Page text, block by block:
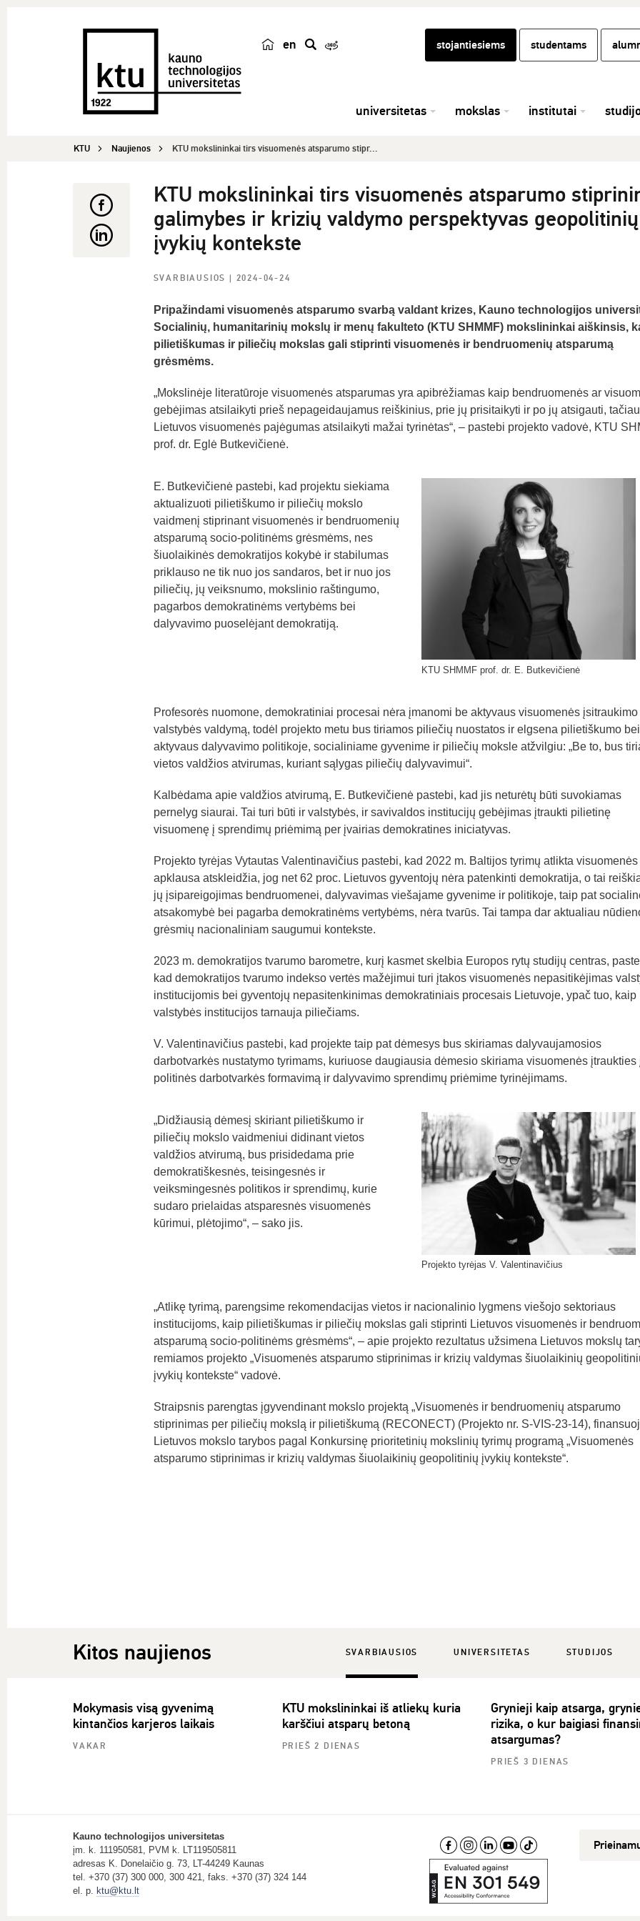
en
k
stojantiesiems studentams
universitetas mokslas institutai
KTU Naujienos KTU mokslininkai tirs visuomenės atsparumo stipr...
KTU mokslininkai tirs visuomenės atsparumo
galimybes ir krizių valdymo perspektyvas geopolitinių
įvykių kontekste
SVARBIAUSIOS | 2024-04-24
Pripažindami visuomenės atsparumo svarbą valdant krizes, Kauno technologijos
Socialinių, humanitarinių mokslų ir menų fakulteto (KTU SHMMF) mokslininkai aiškinsis,
pilietiškumas ir piliečių mokslas gali stiprinti visuomenės ir bendruomenių atsparumą
grėsmėms.
„Mokslinėje literatūroje visuomenės atsparumas yra apibrėžiamas kaip bendruomenės ar
gebėjimas atsilaikyti prieš nepageidaujamus reiškinius, prie jų prisitaikyti ir po jų atsigauti, tačiau
Lietuvos visuomenės pajėgumas atsilaikyti mažai tyrinėtas“, – pastebi projekto vadovė, KTU
prof. dr. Eglė Butkevičienė.
E. Butkevičienė pastebi, kad projektu siekiama
aktualizuoti pilietiškumo ir piliečių mokslo
vaidmenį stiprinant visuomenės ir bendruomenių
atsparumą socio-politinėms grėsmėms, nes
šiuolaikinės demokratijos kokybė ir stabilumas
priklauso ne tik nuo jos sandaros, bet ir nuo jos
piliečių, jų veiksnumo, mokslinio raštingumo,
pagarbos demokratinėms vertybėms bei
dalyvavimo puoselėjant demokratiją.
KTU SHMMF prof. dr. E. Butkevičienė
Profesorės nuomone, demokratiniai procesai nėra įmanomi be aktyvaus visuomenės įsitraukimo
valstybės valdymą, todėl projekto metu bus tiriamos piliečių nuostatos ir elgsena pilietiškumo bei
aktyvaus dalyvavimo politikoje, socialiniame gyvenime ir piliečių moksle atžvilgiu: „Be to, bus
vietos valdžios atvirumas, kuriant sąlygas piliečių dalyvavimui“.
Kalbėdama apie valdžios atvirumą, E. Butkevičienė pastebi, kad jis neturėtų būti suvokiamas
pernelyg siaurai. Tai turi būti ir valstybės, ir savivaldos institucijų gebėjimas įtraukti pilietinę
visuomenę į sprendimų priėmimą per įvairias demokratines iniciatyvas.
Projekto tyrėjas Vytautas Valentinavičius pastebi, kad 2022 m. Baltijos tyrimų atlikta visuomenės
apklausa atskleidžia, jog net 62 proc. Lietuvos gyventojų nėra patenkinti demokratija, o tai
jų įsipareigojimas bendruomenei, dalyvavimas viešajame gyvenime ir politikoje, taip pat
atsakomybė bei pagarba demokratinėms vertybėms, nėra tvarūs. Tai tampa dar aktualiau
grėsmių nacionaliniam saugumui kontekste.
2023 m. demokratijos tvarumo barometre, kurį kasmet skelbia Europos rytų studijų centras,
kad demokratijos tvarumo indekso vertės mažėjimui turi įtakos visuomenės nepasitikėjimas
institucijomis bei gyventojų nepasitenkinimas demokratiniais procesais Lietuvoje, ypač tuo, kaip
valstybės institucijos tarnauja piliečiams.
V. Valentinavičius pastebi, kad projekte taip pat dėmesys bus skiriamas dalyvaujamosios
darbotvarkės nustatymo tyrimams, kuriuose daugiausia dėmesio skiriama visuomenės įtraukties
politinės darbotvarkės formavimą ir dalyvavimo sprendimų priėmime tyrinėjimams.
„Didžiausią dėmesį skiriant pilietiškumo ir
piliečių mokslo vaidmeniui didinant vietos
valdžios atvirumą, bus prisidedama prie
demokratiškesnės, teisingesnės ir
veiksmingesnės politikos ir sprendimų, kurie
sudaro prielaidas atsparesnės visuomenės
kūrimui, plėtojimo“, – sako jis.
Projekto tyrėjas V. Valentinavičius
„Atlikę tyrimą, parengsime rekomendacijas vietos ir nacionalinio lygmens viešojo sektoriaus
institucijoms, kaip pilietiškumas ir piliečių mokslas gali stiprinti Lietuvos visuomenės ir
atsparumą socio-politinėms grėsmėms“, – apie projekto rezultatus užsimena Lietuvos mokslų
remiamos projekto „Visuomenės atsparumo stiprinimas ir krizių valdymas šiuolaikinių
įvykių kontekste“ vadovė.
Straipsnis parengtas įgyvendinant mokslo projektą „Visuomenės ir bendruomenių atsparumo
stiprinimas per piliečių mokslą ir pilietiškumą (RECONECT) (Projekto nr. S-VIS-23-14),
Lietuvos mokslo tarybos pagal Konkursinę prioritetinių mokslinių tyrimų programą „Visuomenės
atsparumo stiprinimas ir krizių valdymas šiuolaikinių geopolitinių įvykių kontekste“.
Kitos naujienos SVARBIAUSIOS UNIVERSITETAS STUDIJOS
Mokymasis visą gyvenimą
kintančios karjeros laikais
VAKAR
KTU mokslininkai iš atliekų kuria
karščiui atsparų betoną
PRIEŠ 2 DIENAS
Grynieji kaip atsarga,
rizika, o kur baigiasi
atsargumas?
PRIEŠ 3 DIENAS
Kauno technologijos universitetas
įm. k. 111950581, PVM k. LT119505811
adresas K. Donelaičio g. 73, LT-44249 Kaunas
tel. +370 (37) 300 000, 300 421, faks. +370 (37) 324 144
el. p. ktu@ktu.lt